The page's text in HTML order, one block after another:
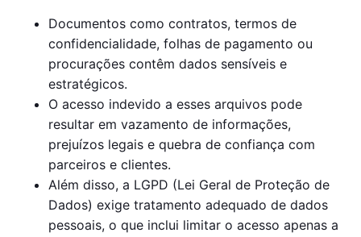
Documentos como contratos, termos de
confidencialidade, folhas de pagamento ou
procurações contêm dados sensíveis e
estratégicos.
O acesso indevido a esses arquivos pode
resultar em vazamento de informações,
prejuízos legais e quebra de confiança com
parceiros e clientes.
Além disso, a LGPD (Lei Geral de Proteção de
Dados) exige tratamento adequado de dados
pessoais, o que inclui limitar o acesso apenas a